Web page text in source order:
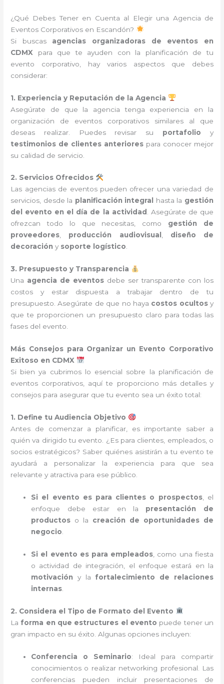
¿Qué Debes Tener en Cuenta al Elegir una Agencia de
Eventos Corporativos en Escandón?
Si buscas agencias organizadoras de eventos en
CDMX para que te ayuden con la planificación de tu
evento corporativo, hay varios aspectos que debes
considerar:
1. Experiencia y Reputación de la Agencia
Asegúrate de que la agencia tenga experiencia en la
organización de eventos corporativos similares al que
deseas realizar. Puedes revisar su portafolio y
testimonios de clientes anteriores para conocer mejor
su calidad de servicio.
2. Servicios Ofrecidos
Las agencias de eventos pueden ofrecer una variedad de
servicios, desde la planificación integral hasta la gestión
del evento en el día de la actividad . Asegúrate de que
ofrezcan todo lo que necesitas, como gestión de
proveedores, producción audiovisual , diseño de
decoración y soporte logístico.
3. Presupuesto y Transparencia
Una agencia de eventos debe ser transparente con los
costos y estar dispuesta a trabajar dentro de tu
presupuesto. Asegúrate de que no haya costos ocultosy
que te proporcionen un presupuesto claro para todas las
fases del evento.
Más Consejos para Organizar un Evento Corporativo
Exitoso en CDMX
Si bien ya cubrimos lo esencial sobre la planificación de
eventos corporativos, aquí te proporciono más detalles y
consejos para asegurar que tu evento sea un éxito total:
1. Define tu Audiencia Objetivo
Antes de comenzar a planificar, es importante saber a
quién va dirigido tu evento. ¿Es para clientes, empleados, o
socios estratégicos? Saber quiénes asistirán a tu evento te
ayudará a personalizar la experiencia para que sea
relevante y atractiva para ese público.
Si el evento es para clientes o prospectos, el
enfoque debe estar en la presentación de
productos o la creación de oportunidades de
negocio
Si el evento es para empleados , como una fiesta
o actividad de integración, el enfoque estará en la
motivación y la fortalecimiento de relaciones
internas
2. Considera el Tipo de Formato del Evento
La forma en que estructures el evento puede tener un
gran impacto en su éxito. Algunas opciones incluyen:
Conferencia o Seminario: Ideal para compartir
conocimientos o realizar networking profesional. Las
conferencias pueden incluir presentaciones de